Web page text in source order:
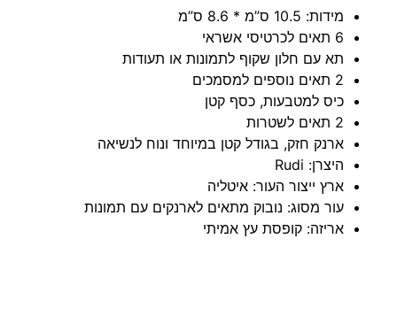
מידות: 10.5 ס”מ * 8.6 ס”מ
6 תאים לכרטיסי אשראי
תא עם חלון שקוף לתמונות או תעודות
2 תאים נוספים למסמכים
כיס למטבעות, כסף קטן
2 תאים לשטרות
ארנק חזק, בגודל קטן במיוחד ונוח לנשיאה
היצרן: Rudi
ארץ ייצור העור: איטליה
עור מסוג: נובוק מתאים לארנקים עם תמונות
אריזה: קופסת עץ אמיתי